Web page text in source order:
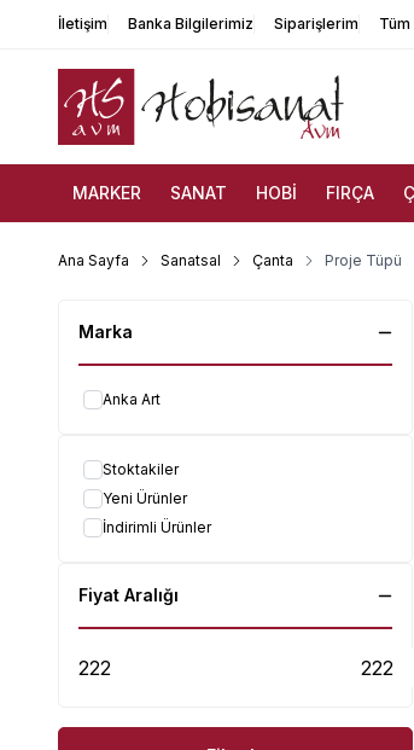
İletişim Banka Bilgilerimiz Siparişlerim
MARKER SANAT HOBİ FIRÇA
Ana Sayfa Sanatsal Çanta Proje Tüpü
Marka
Anka Art
Stoktakiler
Yeni Ürünler
İndirimli Ürünler
Fiyat Aralığı